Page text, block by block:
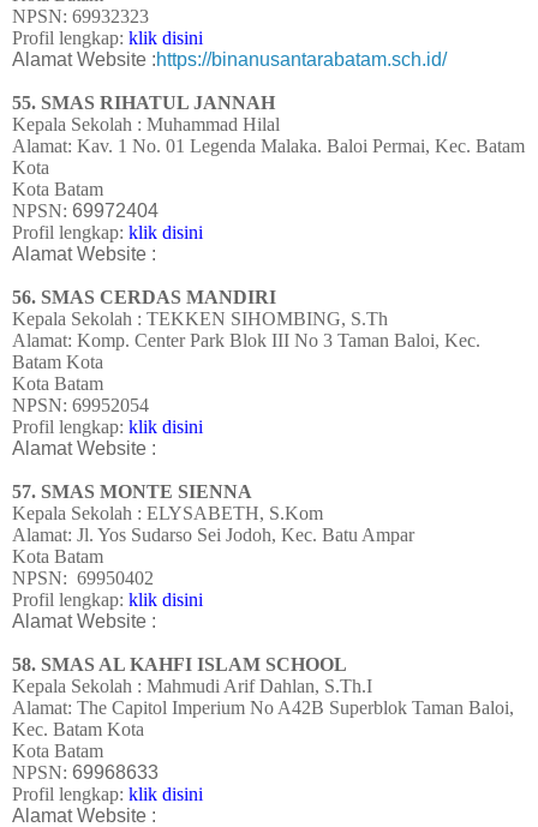
NPSN: 69932323
Profil lengkap: klik disini
Alamat Website :https://binanusantarabatam.sch.id/
55. SMAS RIHATUL JANNAH
Kepala Sekolah : Muhammad Hilal
Alamat: Kav. 1 No. 01 Legenda Malaka. Baloi Permai, Kec. Batam
Kota
Kota Batam
NPSN: 69972404
Profil lengkap: klik disini
Alamat Website :
56. SMAS CERDAS MANDIRI
Kepala Sekolah : TEKKEN SIHOMBING, S.Th
Alamat: Komp. Center Park Blok III No 3 Taman Baloi, Kec.
Batam Kota
Kota Batam
NPSN: 69952054
Profil lengkap: klik disini
Alamat Website :
57. SMAS MONTE SIENNA
Kepala Sekolah : ELYSABETH, S.Kom
Alamat: Jl. Yos Sudarso Sei Jodoh, Kec. Batu Ampar
Kota Batam
NPSN: 69950402
Profil lengkap: klik disini
Alamat Website :
58. SMAS AL KAHFI ISLAM SCHOOL
Kepala Sekolah : Mahmudi Arif Dahlan, S.Th.I
Alamat: The Capitol Imperium No A42B Superblok Taman Baloi,
Kec. Batam Kota
Kota Batam
NPSN: 69968633
Profil lengkap: klik disini
Alamat Website :